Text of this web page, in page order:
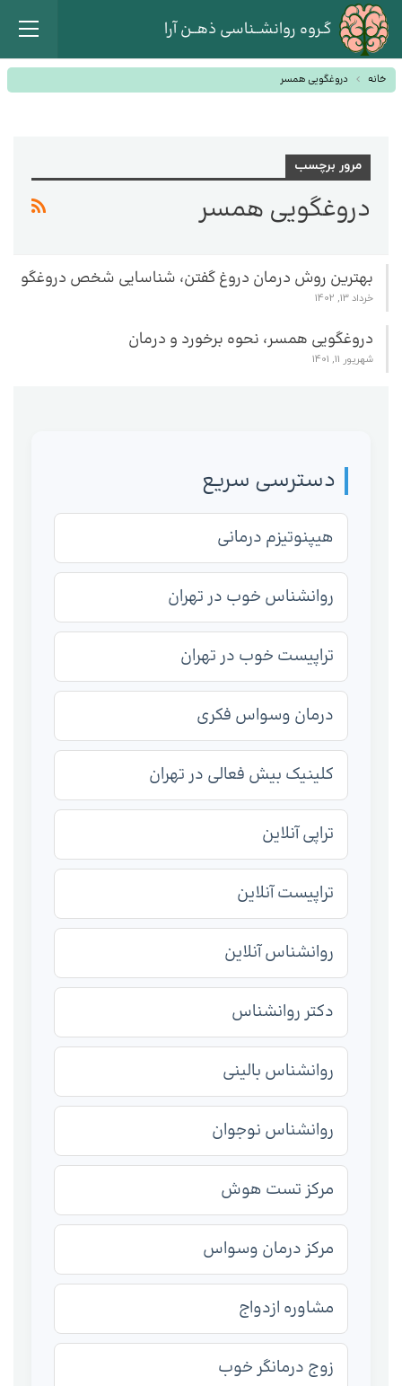
گـروه روانشــناسی ذهــن آرا
خانه دروغگویی همسر
مرور برچسب
دروغگویی همسر
بهترین روش درمان دروغ گفتن، شناسایی شخص دروغگو
خرداد 13, 1402
دروغگویی همسر، نحوه برخورد و درمان
شهریور 11, 1401
دسترسی سریع
هیپنوتیزم درمانی
روانشناس خوب در تهران
تراپیست خوب در تهران
درمان وسواس فکری
کلینیک بیش فعالی در تهران
تراپی آنلاین
تراپیست آنلاین
روانشناس آنلاین
دکتر روانشناس
روانشناس بالینی
روانشناس نوجوان
مرکز تست هوش
مرکز درمان وسواس
مشاوره ازدواج
زوج درمانگر خوب